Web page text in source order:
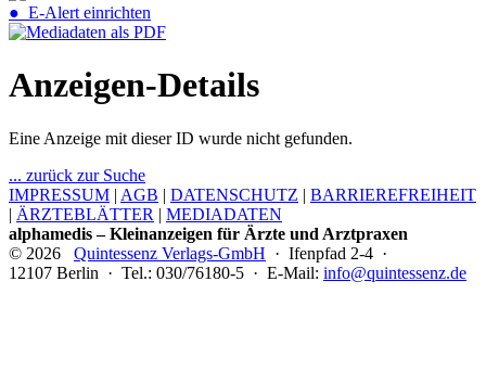
● E-Alert einrichten
Anzeigen-Details
Eine Anzeige mit dieser ID wurde nicht gefunden.
... zurück zur Suche
IMPRESSUM | AGB | DATENSCHUTZ | BARRIEREFREIHEIT
| ÄRZTEBLÄTTER | MEDIADATEN
alphamedis – Kleinanzeigen für Ärzte und Arztpraxen
© 2026 Quintessenz Verlags-GmbH · Ifenpfad 2-4 ·
12107 Berlin · Tel.: 030/76180-5 · E-Mail: info@quintessenz.de